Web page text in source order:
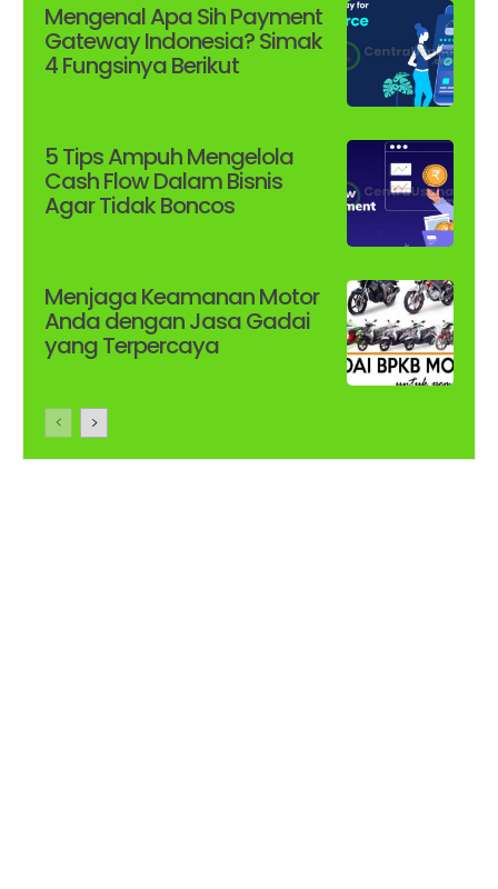
Mengenal Apa Sih Payment
Gateway Indonesia? Simak
4 Fungsinya Berikut
5 Tips Ampuh Mengelola
Cash Flow Dalam Bisnis
Agar Tidak Boncos
Menjaga Keamanan Motor
Anda dengan Jasa Gadai
yang Terpercaya